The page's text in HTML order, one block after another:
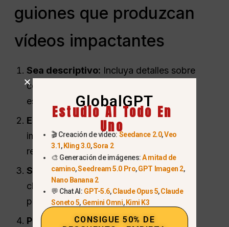
guiones que produzcan
vídeos impactantes
Sea descriptivo: Incluya detalles sobre
colores, movimientos y elementos de la
escena.
Especifique el estilo:Indique si desea
imágenes de dibujos animados, anime o
realistas.
Sé conciso:Las indicaciones breves y
claras dan mejores resultados que los
párrafos largos.
Preselecciones de prueba:Algunos
GlobalGPT
Estudio AI Todo En
Uno
🎬 Creación de vídeo:Seedance 2.0,Veo
3.1,Kling 3.0,Sora 2
🎨 Generación de imágenes:A mitad de
camino,Seedream 5.0 Pro,GPT Imagen 2,
Nano Banana 2
💬 Chat AI: GPT-5.6,Claude Opus 5,Claude
Soneto 5, Gemini Omni,Kimi K3
CONSIGUE 50% DE